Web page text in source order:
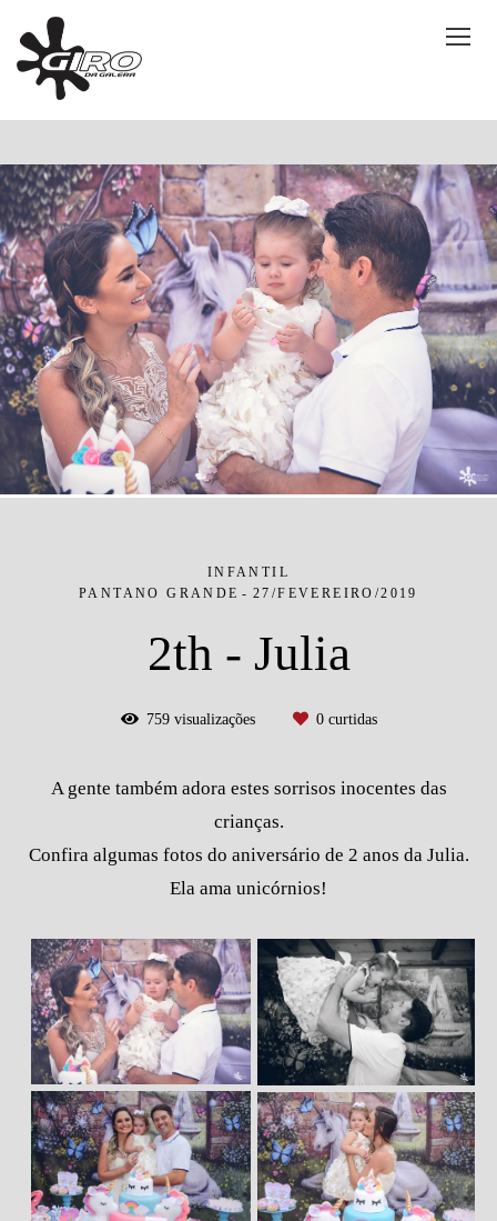
INFANTIL
PANTANO GRANDE
27/FEVEREIRO/2019
2th - Julia
759visualizações 0curtidas
A gente também adora estes sorrisos inocentes das
crianças.
Confira algumas fotos do aniversário de 2 anos da Julia.
Ela ama unicórnios!